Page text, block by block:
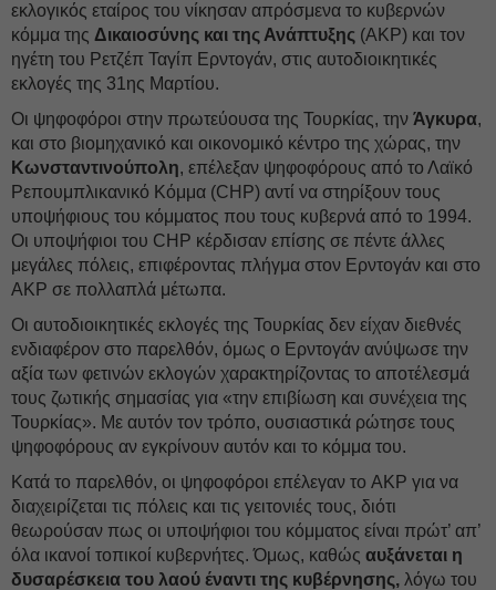
εκλογικός εταίρος του νίκησαν απρόσμενα το κυβερνών
κόμμα της Δικαιοσύνης και της Ανάπτυξης (AKP) και τον
ηγέτη του Ρετζέπ Ταγίπ Ερντογάν, στις αυτοδιοικητικές
εκλογές της 31ης Μαρτίου.
Οι ψηφοφόροι στην πρωτεύουσα της Τουρκίας, την Άγκυρα,
και στο βιομηχανικό και οικονομικό κέντρο της χώρας, την
Κωνσταντινούπολη, επέλεξαν ψηφοφόρους από το Λαϊκό
Ρεπουμπλικανικό Κόμμα (CHP) αντί να στηρίξουν τους
υποψήφιους του κόμματος που τους κυβερνά από το 1994.
Οι υποψήφιοι του CHP κέρδισαν επίσης σε πέντε άλλες
μεγάλες πόλεις, επιφέροντας πλήγμα στον Ερντογάν και στο
AKP σε πολλαπλά μέτωπα.
Οι αυτοδιοικητικές εκλογές της Τουρκίας δεν είχαν διεθνές
ενδιαφέρον στο παρελθόν, όμως ο Ερντογάν ανύψωσε την
αξία των φετινών εκλογών χαρακτηρίζοντας το αποτέλεσμά
τους ζωτικής σημασίας για «την επιβίωση και συνέχεια της
Τουρκίας». Με αυτόν τον τρόπο, ουσιαστικά ρώτησε τους
ψηφοφόρους αν εγκρίνουν αυτόν και το κόμμα του.
Κατά το παρελθόν, οι ψηφοφόροι επέλεγαν το AKP για να
διαχειρίζεται τις πόλεις και τις γειτονιές τους, διότι
θεωρούσαν πως οι υποψήφιοι του κόμματος είναι πρώτ’ απ’
όλα ικανοί τοπικοί κυβερνήτες. Όμως, καθώς αυξάνεται η
δυσαρέσκεια του λαού έναντι της κυβέρνησης, λόγω του